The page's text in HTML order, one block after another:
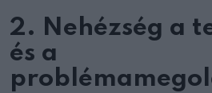
2. Nehézség a
és a